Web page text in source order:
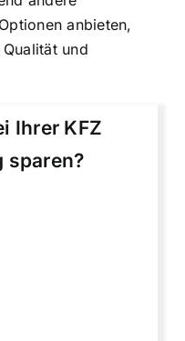
anbieten,
und
Ihrer KFZ
sparen?